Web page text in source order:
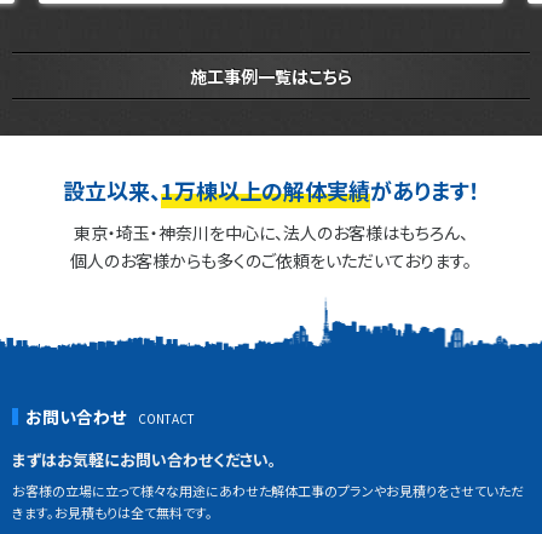
施工事例一覧はこちら
設立以来、1万棟以上の解体実績があります！
東京・埼玉・神奈川を中心に、法人のお客様はもちろん、
個人のお客様からも多くのご依頼をいただいております。
お問い合わせ
まずはお気軽にお問い合わせください。
お客様の立場に立って様々な用途にあわせた解体工事のプランやお見積りをさせていただ
きます。お見積もりは全て無料です。